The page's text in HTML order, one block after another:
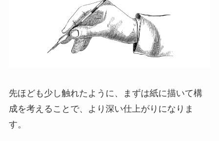
先ほども少し触れたように、まずは紙に描いて構
成を考えることで、より深い仕上がりになりま
す。